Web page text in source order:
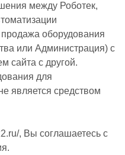
между Роботек,
оборудования
или Администрация) с
сайта с другой.
для
является средством
, Вы соглашаетесь с